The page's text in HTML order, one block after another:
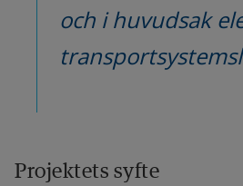
Författare: Jasmine Lihua Liu,
Danilovic
I samarbete med: Tomas
och i huvudsak
Projektets syfte